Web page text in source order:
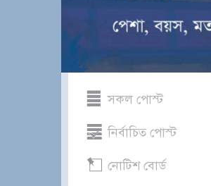
সকল পোস্ট
নির্বাচিত পোস্ট
নোটিশ বোর্ড